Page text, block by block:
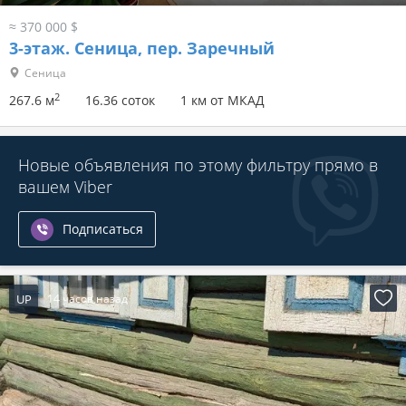
≈ 141 601 $
1-этаж. пер. Сурикова
Заводской р-н, Народная Партизанская
9 мин.
67.5 м2 5.91 соток
UP 10 часов назад
1/28
1 081 770 р.
≈ 370 000 $